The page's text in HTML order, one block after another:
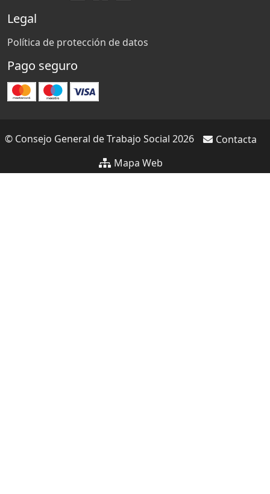
Legal
Política de protección de datos
Pago seguro
© Consejo General de Trabajo Social 2026
Contacta
Mapa Web